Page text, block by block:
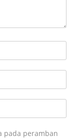
pada peramban